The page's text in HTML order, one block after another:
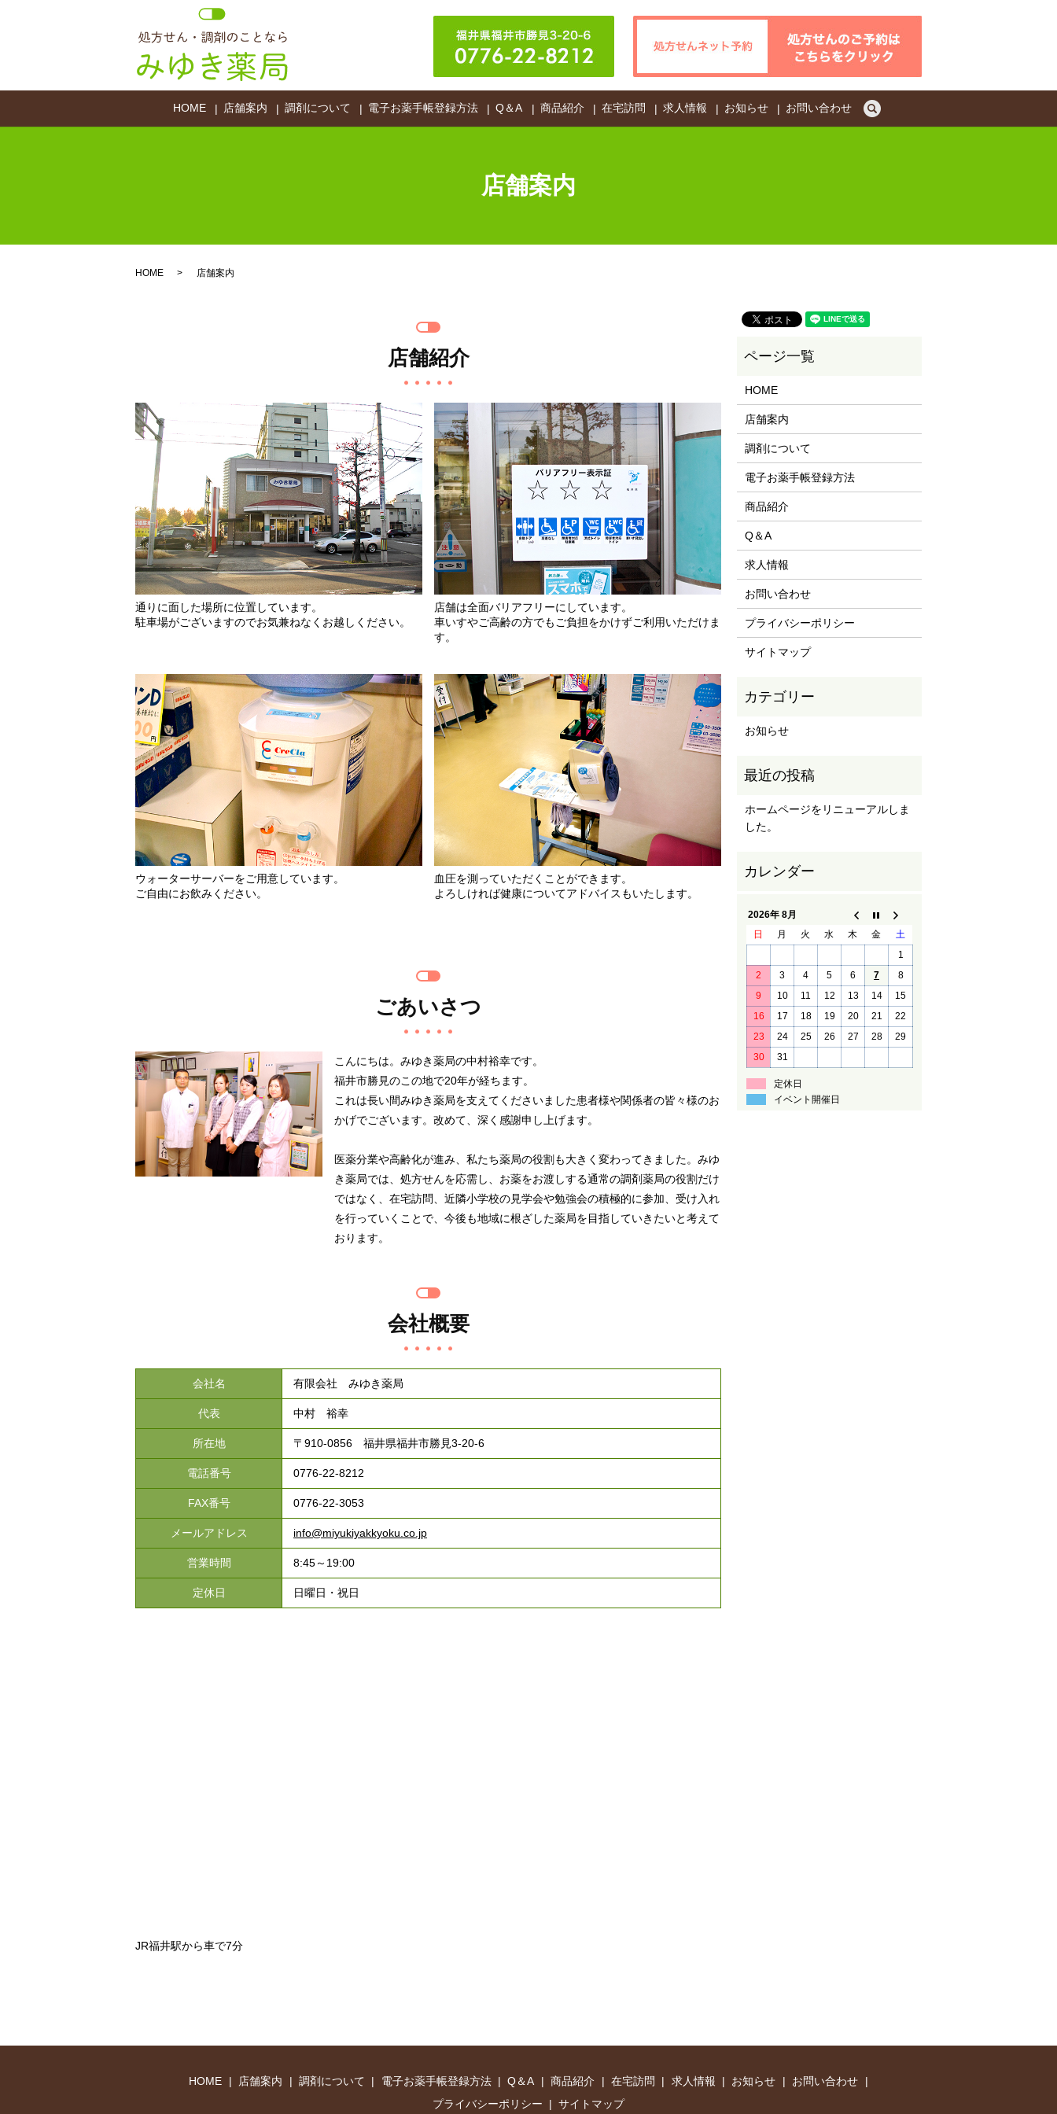
HOME 店舗案内 調剤について 電子お薬手帳登録方法 Q＆A 商品紹介 在宅訪問 求人情報 お知らせ お問い合わせ
店舗案内
HOME 店舗案内
店舗紹介
通りに面した場所に位置しています。
駐車場がございますのでお気兼ねなくお越しください。
店舗は全面バリアフリーにしています。
車いすやご高齢の方でもご負担をかけずご利用いただけま
す。
ウォーターサーバーをご用意しています。
ご自由にお飲みください。
血圧を測っていただくことができます。
よろしければ健康についてアドバイスもいたします。
ごあいさつ
こんにちは。みゆき薬局の中村裕幸です。
福井市勝見のこの地で20年が経ちます。
これは長い間みゆき薬局を支えてくださいました患者様や関係者の皆々様のお
かげでございます。改めて、深く感謝申し上げます。
医薬分業や高齢化が進み、私たち薬局の役割も大きく変わってきました。みゆ
き薬局では、処方せんを応需し、お薬をお渡しする通常の調剤薬局の役割だけ
ではなく、在宅訪問、近隣小学校の見学会や勉強会の積極的に参加、受け入れ
を行っていくことで、今後も地域に根ざした薬局を目指していきたいと考えて
おります。
会社概要
会社名 有限会社 みゆき薬局
代表 中村 裕幸
所在地 〒910-0856 福井県福井市勝見3-20-6
電話番号 0776-22-8212
FAX番号 0776-22-3053
メールアドレス info@miyukiyakkyoku.co.jp
営業時間 8:45～19:00
定休日 日曜日・祝日
JR福井駅から車で7分
HOME
店舗案内
調剤について
電子お薬手帳登録方法
商品紹介
Q＆A
求人情報
お問い合わせ
プライバシーポリシー
サイトマップ
お知らせ
ホームページをリニューアルしま
した。
2026年 8月
日
月 火 水 木 金
土
1
2
3 4 5 6 7
8
9
10 11 12 13 14
15
16
17 18 19 20 21
22
23
24 25 26 27 28
29
30
31
定休日
イベント開催日
HOME 店舗案内 調剤について 電子お薬手帳登録方法 Q＆A 商品紹介 在宅訪問 求人情報 お知らせ
お問い合わせ
プライバシーポリシー
サイトマップ